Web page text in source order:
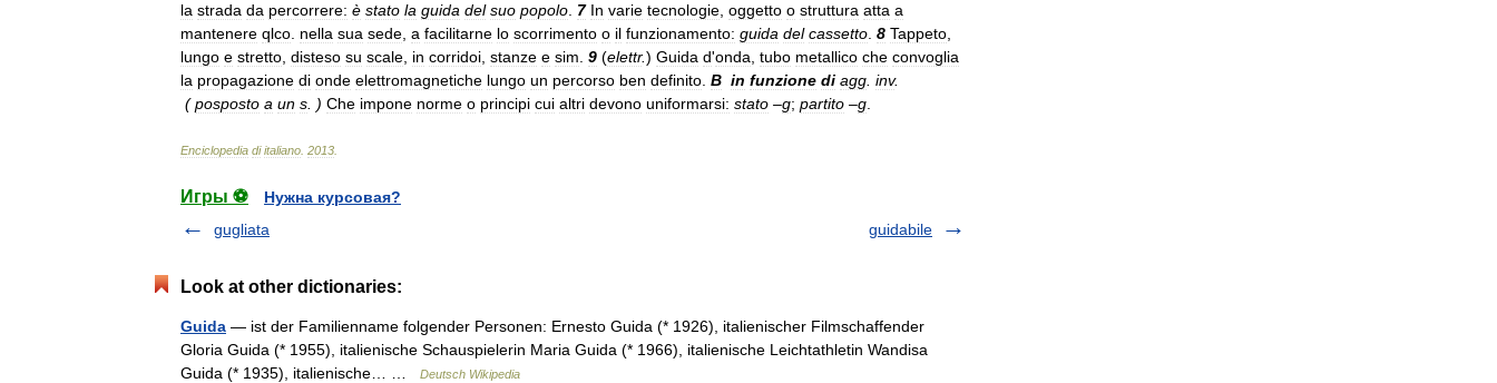
la strada da percorrere: è stato la guida del suo popolo 7 In varie tecnologie oggetto o struttura atta a
mantenere qlco nella sua sede a facilitarne lo scorrimento o il funzionamento: guida del cassetto 8 Tappeto
lungo e stretto disteso su scale in corridoi stanze e sim 9 (elettr.) Guida d'onda tubo metallico che convoglia
la propagazione di onde elettromagnetiche lungo un percorso ben definito B in funzione di agg inv.
(posposto a un s . ) Che impone norme o principi cui altri devono uniformarsi: stato –g; partito –g
Enciclopedia di italiano 2013
Игры ⚽
Нужна курсовая?
gugliata
guidabile
Look at other dictionaries:
Guida — ist der Familienname folgender Personen: Ernesto Guida (* 1926), italienischer Filmschaffender
Gloria Guida (* 1955), italienische Schauspielerin Maria Guida (* 1966), italienische Leichtathletin Wandisa
Guida (* 1935), italienische… …
Deutsch Wikipedia